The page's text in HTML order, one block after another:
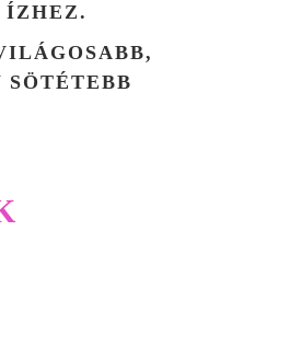
ÍZHEZ.
SÖTÉTEBB